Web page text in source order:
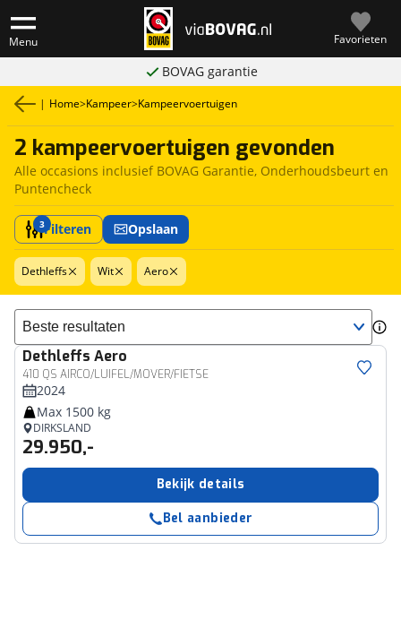
Menu Favorieten
BOVAG garantie
| Home>Kampeer>Kampeervoertuigen
2 kampeervoertuigen gevonden
Alle occasions inclusief BOVAG Garantie, Onderhoudsbeurt en
Puntencheck
3Filteren Opslaan
Dethleffs Wit Aero
Sorteer resultaten
Dethleffs Aero
410 QS AIRCO/LUIFEL/MOVER/FIETSE
2024
Max 1500 kg
DIRKSLAND
29.950,-
Bekijk details
Bel aanbieder